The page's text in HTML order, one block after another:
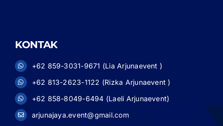
KONTAK
+62 859-3031-9671 (Lia Arjunaevent )
+62 813-2623-1122 (Rizka Arjunaevent )
+62 858-8049-6494 (Laeli Arjunaevent)
arjunajaya.event@gmail.com